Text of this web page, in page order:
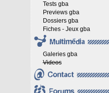
Tests gba
Previews gba
Dossiers gba
Fiches - Jeux gba
Galeries gba
Videos